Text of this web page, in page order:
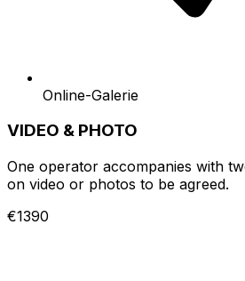
Online-Galerie
VIDEO & PHOTO
One operator accompanies with
on video or photos to be agreed.
€1390